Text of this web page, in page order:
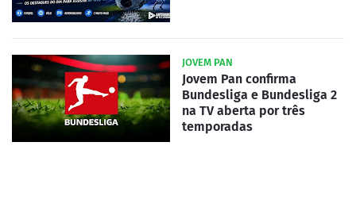
JOVEM PAN
Jovem Pan confirma
Bundesliga e Bundesliga 2
na TV aberta por três
temporadas